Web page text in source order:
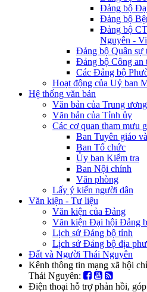
Đảng bộ
Đảng bộ
Đảng bộ
Nguyên -
Đảng bộ Quân sự
Đảng bộ Công an
Các Đảng bộ
Hoạt động của Uỷ ban
Hệ thống văn bản
Văn bản của Trung ương
Văn bản của Tỉnh ủy
Các cơ quan tham mưu
Ban Tuyên giáo
Ban Tổ chức
Ủy ban Kiểm tra
Ban Nội chính
Văn phòng
Lấy ý kiến người dân
Văn kiện - Tư liệu
Văn kiện của Đảng
Văn kiện Đại hội Đảng
Lịch sử Đảng bộ tỉnh
Lịch sử Đảng bộ địa
Đất và Người Thái Nguyên
Kênh thông tin mạng xã hội
Thái Nguyên:
Điện thoại hỗ trợ phản hồi,